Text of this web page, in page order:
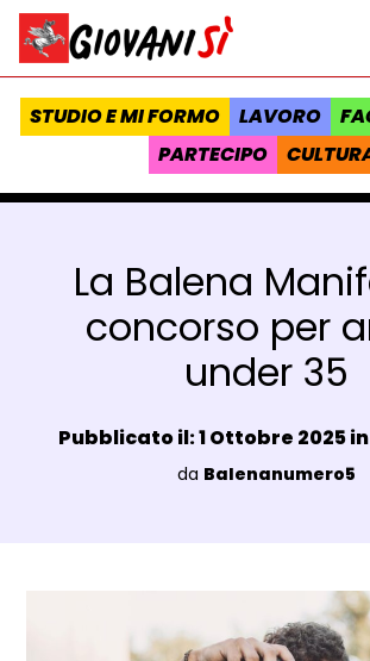
Vai al contenuto
Homepage Giovanisì - Progetto della
STUDIO E MI FORMO LAVORO
PARTECIPO
La Balena
concorso per
under 35
Data e ora:
Pubblicato il: 1 Ottobre 2025 in
Luogo:
da Balenanumero5
Dettagli Post